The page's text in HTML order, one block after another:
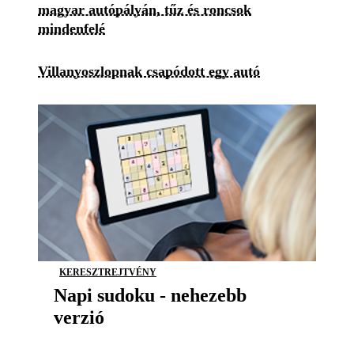
magyar autópályán, tűz és roncsok
mindenfelé
Villanyoszlopnak csapódott egy autó
KERESZTREJTVÉNY
Napi sudoku - nehezebb
verzió